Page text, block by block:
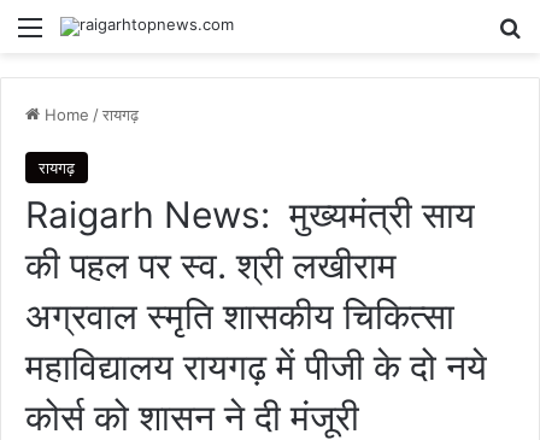
Menu
Home /रायगढ़
रायगढ़
Raigarh News: मुख्यमंत्री साय
की पहल पर स्व. श्री लखीराम
अग्रवाल स्मृति शासकीय चिकित्सा
महाविद्यालय रायगढ़ में पीजी के दो नये
कोर्स को शासन ने दी मंजूरी